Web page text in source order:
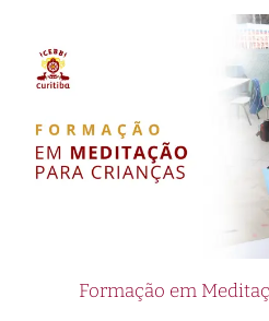
Formação em